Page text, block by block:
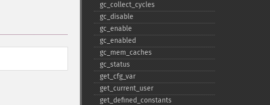
gc_​collect_​cycles
gc_​disable
gc_​enable
gc_​enabled
gc_​mem_​caches
gc_​status
get_​cfg_​var
get_​current_​user
get_​defined_​constants